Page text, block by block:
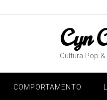
Cyn
Cultura Pop
COMPORTAMENTO